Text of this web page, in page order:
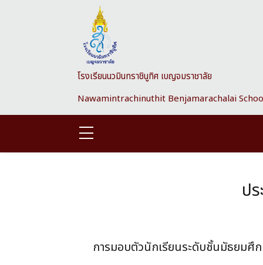
โรงเรียนนวมินทราชินูทิศ เบญจมราชาลัย
Nawamintrachinuthit Benjamarachalai
ป
การมอบตัวนักเรียนระดับชั้นมัธยมศึ